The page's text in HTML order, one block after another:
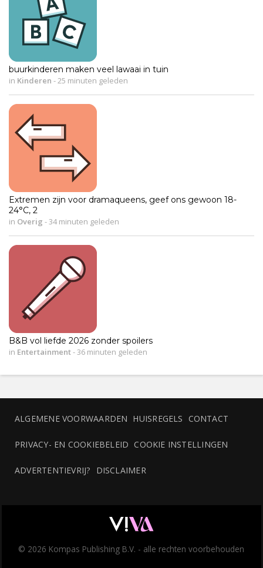
buurkinderen maken veel lawaai in tuin
in Kinderen -25 minuten geleden
Extremen zijn voor dramaqueens, geef ons gewoon 18-
24°C, 2
in Overig -34 minuten geleden
B&B vol liefde 2026 zonder spoilers
in Entertainment-36 minuten geleden
ALGEMENE VOORWAARDEN HUISREGELS CONTACT
PRIVACY- EN COOKIEBELEID COOKIE INSTELLINGEN
ADVERTENTIEVRIJ? DISCLAIMER
© 2026 Kompas Publishing B.V. - alle rechten voorbehouden